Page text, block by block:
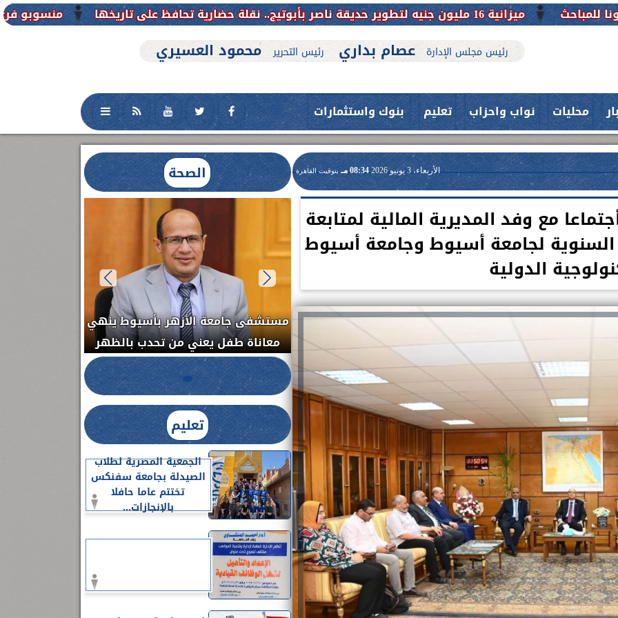
منسوبو فرع جامعة الأزهر للوجه
رئيس مجلس الإدارة عصام بداري رئيس التحرير محمود العسيري
محليات نواب واحزاب تعليم بنوك واستثمارات
الأربعاء، 3 يونيو 2026 08:34 مـ بتوقيت القاهرة
مع وفد المديرية المالية لمتابعة
السنوية لجامعة أسيوط وجامعة أسيوط
الدولية
الصحة
العلاج الحر بمنفلوط بالتعاون مع هيئة
الدواء المصرية يشن حملة رقابية مكبرة
لضبط المنشآت الطبية المخالفة.....
فريق طبي بقسم الأنف والأذن
والحنجرة ينجح في استئصال ورم خبيث
من...
اعلن الدكتور طارق على ، القائم بأعمال
رئيس جامعة بني سويف نجاحاً طبياً
تعليم
الجمعية المصرية لطلاب
الصيدلة بجامعة سفنكس
تختتم عاما حافلا
بالإنجازات...